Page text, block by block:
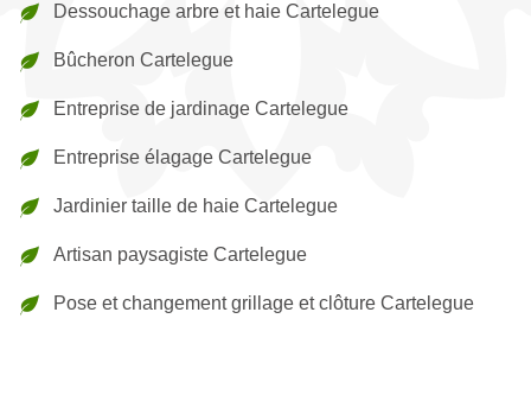
Dessouchage arbre et haie Cartelegue
Bûcheron Cartelegue
Entreprise de jardinage Cartelegue
Entreprise élagage Cartelegue
Jardinier taille de haie Cartelegue
Artisan paysagiste Cartelegue
Pose et changement grillage et clôture Cartelegue